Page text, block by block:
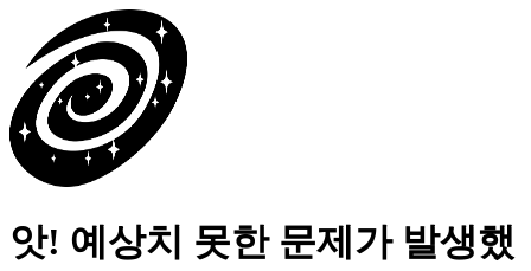
앗! 예상치 못한 문제가 발생했